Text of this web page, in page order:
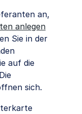
an,
anlegen
Sie in der
auf die
sich.